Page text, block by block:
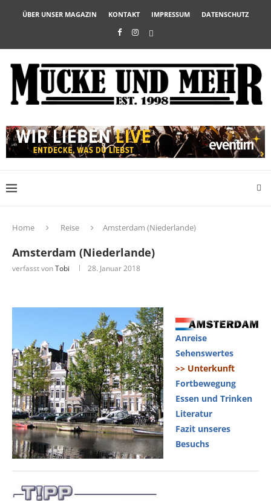
ÜBER UNSER MAGAZIN KONTAKT IMPRESSUM DATENSCHUTZ
Home Reise Amsterdam (Niederlande)
Amsterdam (Niederlande)
verfasst vonTobi 28. Januar 2018
Anreise
Sehenswertes
>> Unterkunft
Fortbewegung
Essen und Trinken
Literatur
Fazit unseres
Besuchs